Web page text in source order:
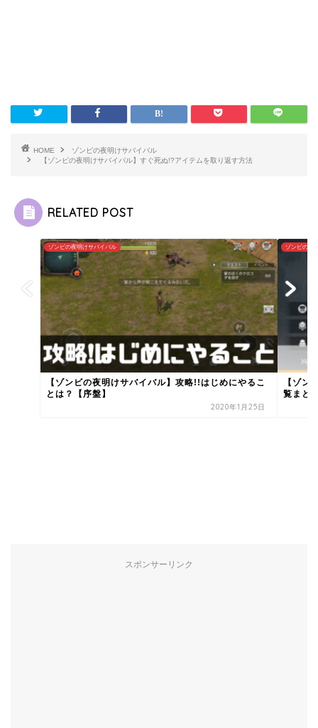
HOME
ゾンビの夜明けサバイバル
【ゾンビの夜明けサバイバル】すぐ死ぬ!?アイテムを取り返す方法
RELATED POST
ゾンビの夜明けサバイバル
【ゾンビの夜明けサバイバル】攻略!!はじめにやるこ
とは？【序盤】
2020年1月25日
ゾンビの夜
【ゾン
覧まと
スポンサーリンク